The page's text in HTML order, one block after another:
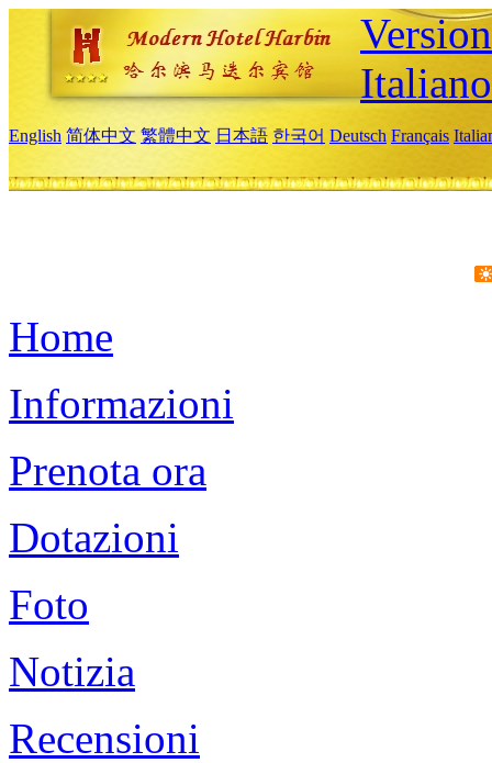
Italiano
English 简体中文 繁體中文 日本語 한국어 Deutsch Français
Home
Informazioni
Prenota ora
Dotazioni
Foto
Notizia
Recensioni